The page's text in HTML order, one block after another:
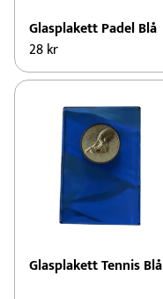
Glasplakett Padel Blå
28kr
Glasplakett Tennis Blå